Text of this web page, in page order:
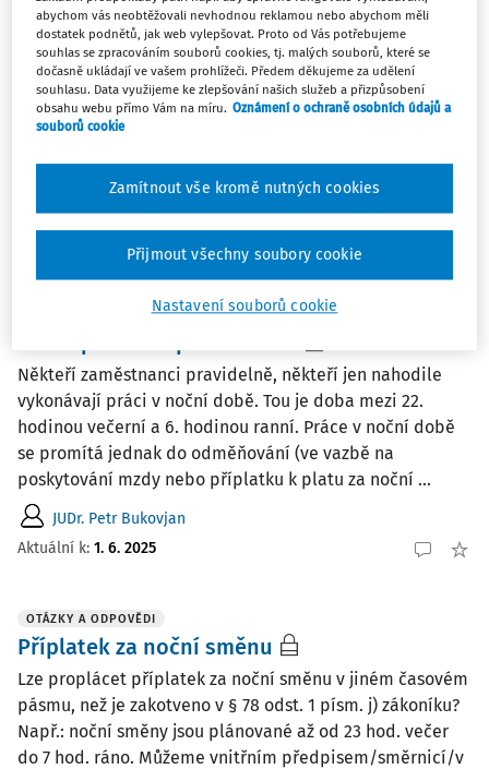
Personalistika(471)
BOZP(1105)
Filtr
Počet vyhledaných dokumentů:12
Řadit podle:
Nejstarší
Někteří zaměstnanci pravidelně, někteří jen nahodile
vykonávají práci v noční době. Tou je doba mezi 22.
hodinou večerní a 6. hodinou ranní. Práce v noční době
se promítá jednak do odměňování (ve vazbě na
poskytování mzdy nebo příplatku k platu za noční ...
JUDr. Petr Bukovjan
Aktuální k: 1. 6. 2025
OTÁZKY A ODPOVĚDI
Příplatek za noční směnu
Lze proplácet příplatek za noční směnu v jiném časovém
pásmu, než je zakotveno v § 78 odst. 1 písm. j) zákoníku?
Např.: noční směny jsou plánované až od 23 hod. večer
do 7 hod. ráno. Můžeme vnitřním předpisem/směrnicí/v
abychom vás neobtěžovali nevhodnou reklamou nebo abychom měli
dostatek podnětů, jak web vylepšovat. Proto od Vás potřebujeme
souhlas se zpracováním souborů cookies, tj. malých souborů, které se
dočasně ukládají ve vašem prohlížeči. Předem děkujeme za udělení
souhlasu. Data využijeme ke zlepšování našich služeb a přizpůsobení
obsahu webu přímo Vám na míru. Oznámení o ochraně osobních údajů a
souborů cookie
Nastavení souborů cookie
Zamítnout vše kromě nutných cookies
Přijmout všechny soubory cookie